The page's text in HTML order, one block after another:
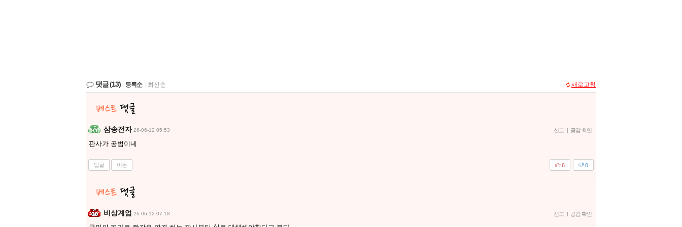
댓글(13) 등록순 최신순 새로고침
삼송전자 26-06-12 05:53 신고 공감 확인
판사가 공범이네
답글 이동 0
6
비상계엄 26-06-12 07:18 신고 공감 확인